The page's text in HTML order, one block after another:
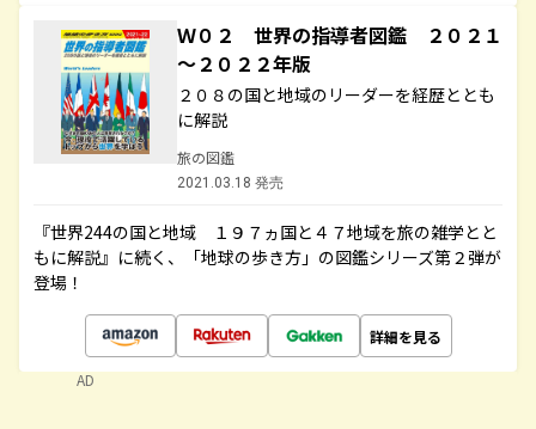
Ｗ０２ 世界の指導者図鑑 ２０２１
～２０２２年版
２０８の国と地域のリーダーを経歴ととも
に解説
旅の図鑑
2021.03.18 発売
『世界244の国と地域 １９７ヵ国と４７地域を旅の雑学とと
もに解説』に続く、「地球の歩き方」の図鑑シリーズ第２弾が
登場！
詳細を見る
AD